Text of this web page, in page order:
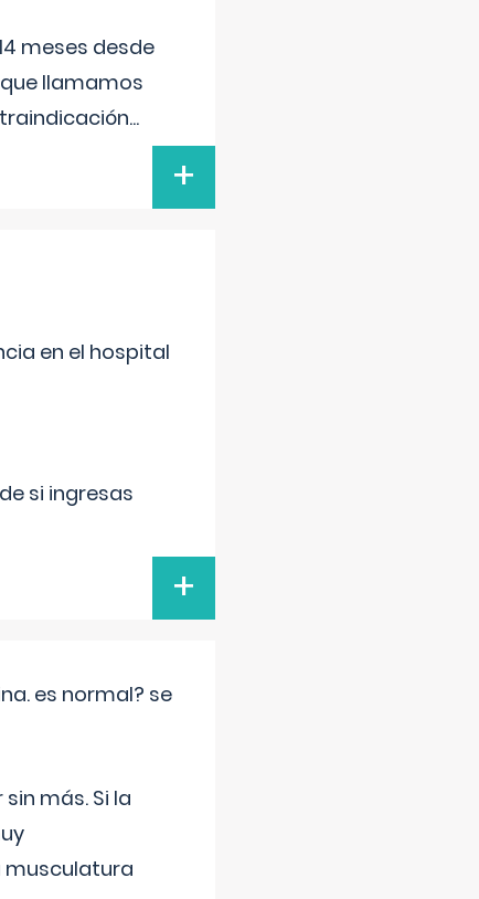
meses desde
llamamos
...
+
en el hospital
si ingresas
+
es normal? se
más. Si la
musculatura